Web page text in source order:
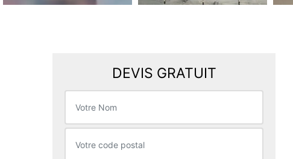
DEVIS GRATUIT